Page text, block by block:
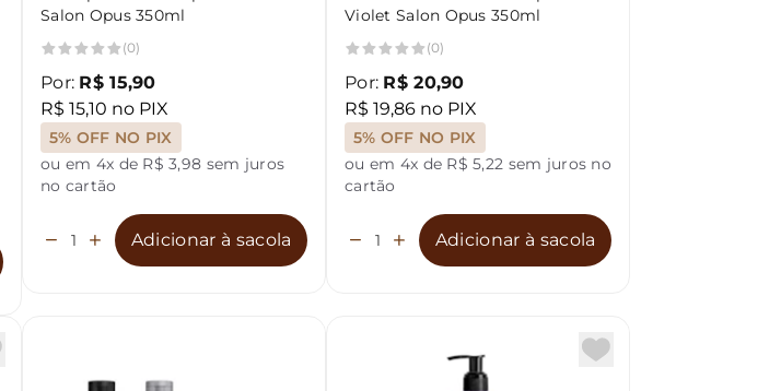
Salon Opus 350ml
(0)
Por: R$ 15,90
R$ 15,10 no PIX
5% OFF NO PIX
ou em 4x de R$ 3,98 sem juros
no cartão
Adicionar à sacola
Violet Salon Opus 350ml
(0)
Por: R$ 20,90
R$ 19,86 no PIX
5% OFF NO PIX
ou em 4x de R$ 5,22 sem juros no
cartão
Adicionar à sacola